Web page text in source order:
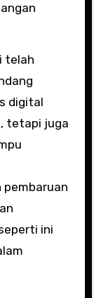
telah
digital
tetapi juga
pembaruan
ini